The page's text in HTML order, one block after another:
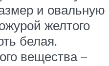
и овальную
желтого
белая.
вещества –